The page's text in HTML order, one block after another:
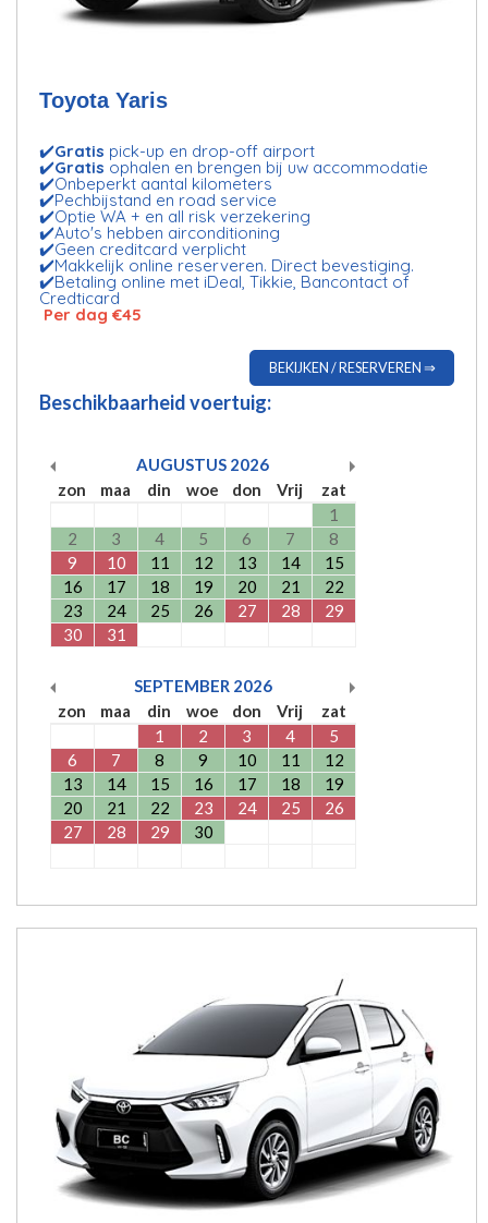
Toyota Yaris
✔️Gratis pick-up en drop-off airport
✔️Gratis ophalen en brengen bij uw accommodatie
✔️Onbeperkt aantal kilometers
✔️Pechbijstand en road service
✔️Optie WA + en all risk verzekering
✔️Auto's hebben airconditioning
✔️Geen creditcard verplicht
✔️Makkelijk online reserveren. Direct bevestiging.
✔️Betaling online met iDeal, Tikkie, Bancontact of
Credticard
Per dag €45
BEKIJKEN / RESERVEREN ⇒
Beschikbaarheid voertuig:
AUGUSTUS 2026
zon
maa din woe don Vrij
zat
1
2
3 4 5 6 7
8
9
10 11 12 13 14
15
16
17 18 19 20 21
22
23
24 25 26 27 28
29
30
31
SEPTEMBER 2026
zon
maa din woe don Vrij
zat
1
2 3 4
5
6
7 8 9 10 11
12
13
14 15 16 17 18
19
20
21 22 23 24 25
26
27
28 29 30